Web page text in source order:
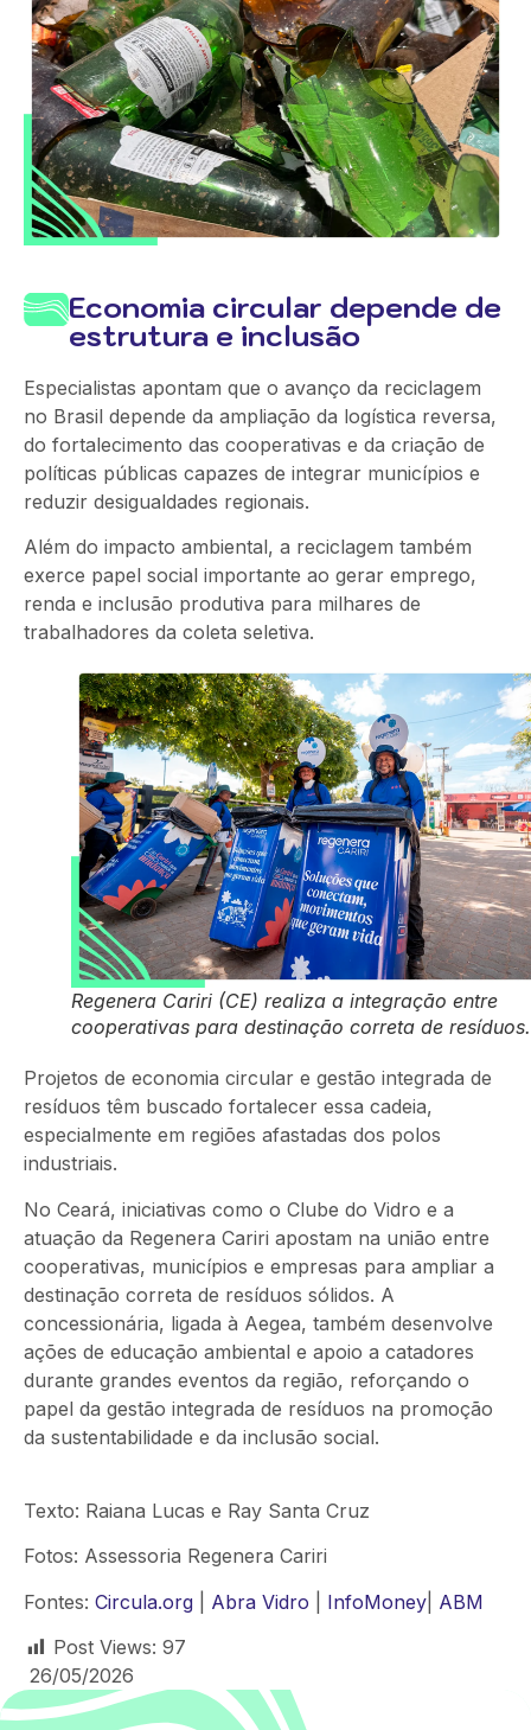
Economia circular depende de
estrutura e inclusão
Especialistas apontam que o avanço da reciclagem
no Brasil depende da ampliação da logística reversa,
do fortalecimento das cooperativas e da criação de
políticas públicas capazes de integrar municípios e
reduzir desigualdades regionais.
Além do impacto ambiental, a reciclagem também
exerce papel social importante ao gerar emprego,
renda e inclusão produtiva para milhares de
trabalhadores da coleta seletiva.
Regenera Cariri (CE) realiza a integração entre
cooperativas para destinação correta de resíduos.
Projetos de economia circular e gestão integrada de
resíduos têm buscado fortalecer essa cadeia,
especialmente em regiões afastadas dos polos
industriais.
No Ceará, iniciativas como o Clube do Vidro e a
atuação da Regenera Cariri apostam na união entre
cooperativas, municípios e empresas para ampliar a
destinação correta de resíduos sólidos. A
concessionária, ligada à Aegea, também desenvolve
ações de educação ambiental e apoio a catadores
durante grandes eventos da região, reforçando o
papel da gestão integrada de resíduos na promoção
da sustentabilidade e da inclusão social.
Texto: Raiana Lucas e Ray Santa Cruz
Fotos: Assessoria Regenera Cariri
Fontes: Circula.org Abra Vidro InfoMoney ABM
Post Views: 97
26/05/2026